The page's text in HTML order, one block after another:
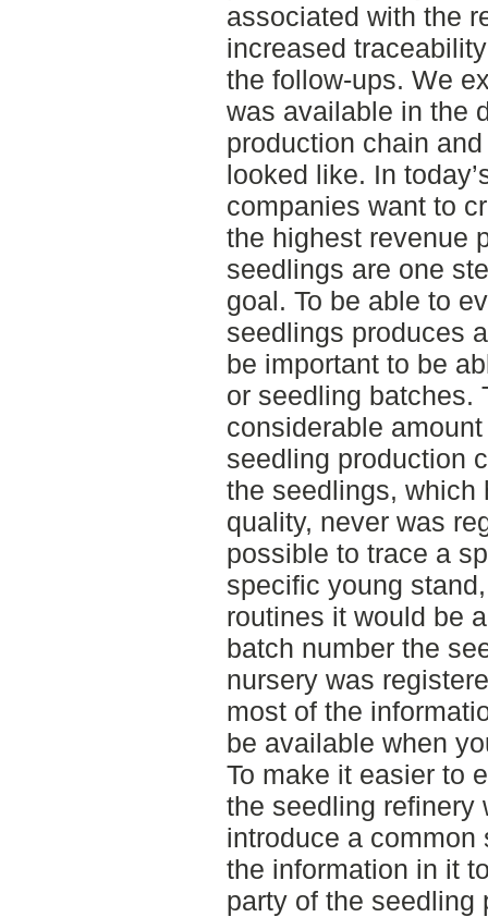
associated with the
increased
the follow-ups. We
was available in the
production chain
looked like. In
companies want to
the highest revenue
seedlings are one
goal. To be able to
seedlings produces
be important to be
or seedling batches.
considerable
seedling production
the seedlings, which
quality, never was
possible to trace a
specific young
routines it would be
batch number the
nursery was
most of the
be available when
To make it easier to
the seedling refinery
introduce a common
the information in it
party of the seedling